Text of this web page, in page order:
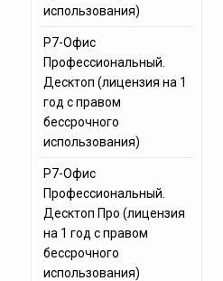
использования)
Р7-Офис
Профессиональный.
Десктоп (лицензия на 1
год с правом
бессрочного
использования)
Р7-Офис
Профессиональный.
Десктоп Про (лицензия
на 1 год с правом
бессрочного
использования)